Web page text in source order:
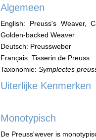
Algemeen
English: Preuss's Weaver,
Golden-backed Weaver
Deutsch: Preussweber
Français: Tisserin de Preuss
Taxonomie: Symplectes
Uiterlijke Kenmerken
Monotypisch
De Preuss'wever is